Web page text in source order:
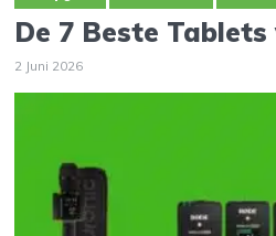
De 7 Beste Tablets
2 Juni 2026